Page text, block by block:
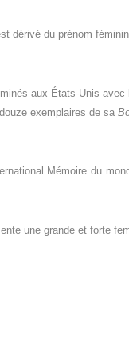
dérivé du prénom
aux États-Unis
exemplaires de sa
Mémoire du
une grande et forte